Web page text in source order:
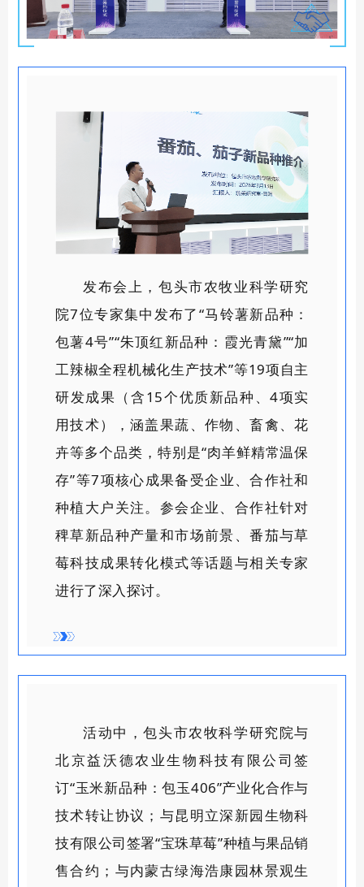
发布会上，包头市农牧业科学研究
院7位专家集中发布了“马铃薯新品种：
包薯4号”“朱顶红新品种：霞光青黛”“加
工辣椒全程机械化生产技术”等19项自主
研发成果 （含15个优质新品种、4项实
用技术），涵盖果蔬、作物、畜禽、花
卉等多个品类 ， 特别是“肉羊鲜精常温保
存”等7项核心成果备受企业、合作社和
种植大户关注。参会企业、合作社针对
稗草新品种产量和市场前景、番茄与草
莓科技成果转化模式等话题与相关专家
进行了深入探讨。
活动中，包头市农牧科学研究院与
北京益沃德农业生物科技有限公司签
订“玉米新品种：包玉406”产业化合作与
技术转让协议；与昆明立深新园生物科
技有限公司签署“宝珠草莓”种植与果品销
售合约；与内蒙古绿海浩康园林景观生